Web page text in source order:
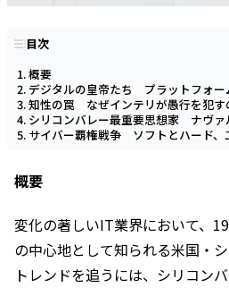
目次
概要
デジタルの皇帝たち プラットフォー
知性の罠 なぜインテリが愚行を犯す
シリコンバレー最重要思想家 ナヴァ
サイバー覇権戦争 ソフトとハード、
概要
変化の著しいIT業界において、
の中心地として知られる米国・
トレンドを追うには、シリコン